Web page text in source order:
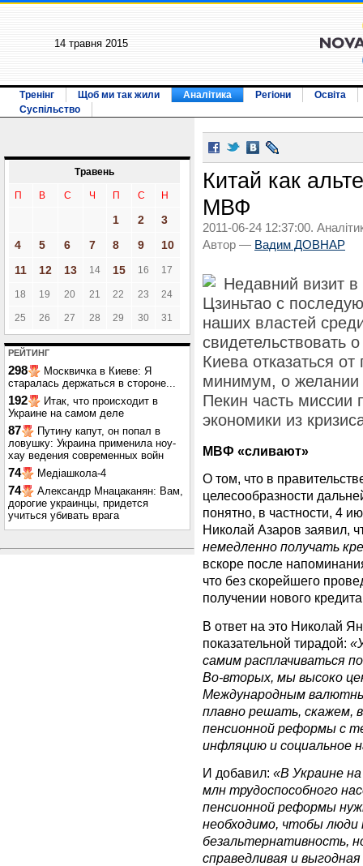
14 травня 2015
Тренінг Щоб ми так жили Аналітика Регіони
Освіта
Суспільство
Травень
П В С Ч П С Н
1 2
3
4
5 6 7 8 9
10
11
12 13 14 15 16 17
18 19 20 21 22 23 24
25 26 27 28 29 30 31
РЕЙТИНГ
298
Москвичка в Киеве: Я
старалась держаться в стороне...
192
Итак, что происходит в
Украине на самом деле
87
Путину капут, он попал в
ловушку: Украина применила ноу-
хау ведения современных войн
74 Медіашкола-4
74
Александр Мнацаканян: Вам,
дорогие украинцы, придется
учиться убивать врага
Китай как
МВФ
2011-06-24 12:37:00.
Автор — Вадим ДОВНАР
Недавний визит
Цзиньтао с
наших властей
свидетельствовать
Киева отказаться
минимум, о желании
Пекин часть миссии
экономики из
МВФ «сливают»
О том, что в
целесообразности
понятно, в частности, 4
Николай Азаров заявил,
немедленно получать
вскоре после
что без скорейшего
получении нового
В ответ на это Николай
показательной тирадой:
самим расплачиваться
Во-вторых, мы высоко
Международным
плавно решать, скажем,
пенсионной реформы с
инфляцию и социальное
И добавил: «В Украине
млн трудоспособного
пенсионной реформы
необходимо, чтобы люди
безальтернативность,
справедливая и